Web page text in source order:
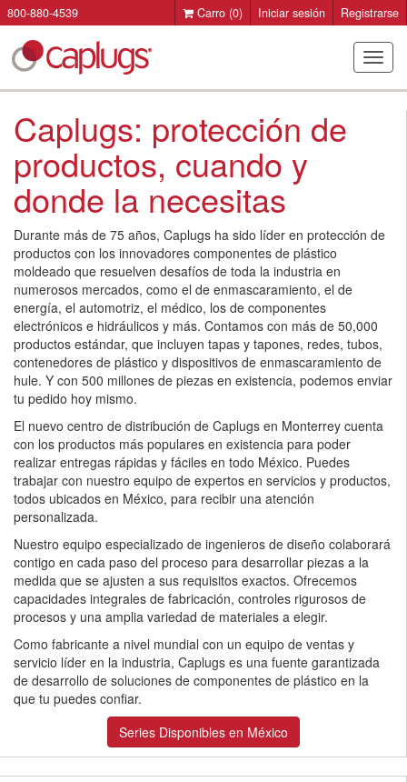
800-880-4539 Carro (0) Iniciar sesión Registrarse
modo
de
Caplugs: protección de
productos, cuando y
donde la necesitas
Durante más de 75 años, Caplugs ha sido líder en protección de
productos con los innovadores componentes de plástico
moldeado que resuelven desafíos de toda la industria en
numerosos mercados, como el de enmascaramiento, el de
energía, el automotriz, el médico, los de componentes
electrónicos e hidráulicos y más. Contamos con más de 50,000
productos estándar, que incluyen tapas y tapones, redes, tubos,
contenedores de plástico y dispositivos de enmascaramiento de
hule. Y con 500 millones de piezas en existencia, podemos enviar
tu pedido hoy mismo.
El nuevo centro de distribución de Caplugs en Monterrey cuenta
con los productos más populares en existencia para poder
realizar entregas rápidas y fáciles en todo México. Puedes
trabajar con nuestro equipo de expertos en servicios y productos,
todos ubicados en México, para recibir una atención
personalizada.
Nuestro equipo especializado de ingenieros de diseño colaborará
contigo en cada paso del proceso para desarrollar piezas a la
medida que se ajusten a sus requisitos exactos. Ofrecemos
capacidades integrales de fabricación, controles rigurosos de
procesos y una amplia variedad de materiales a elegir.
Como fabricante a nivel mundial con un equipo de ventas y
servicio líder en la industria, Caplugs es una fuente garantizada
de desarrollo de soluciones de componentes de plástico en la
que tu puedes confiar.
Series Disponibles en México